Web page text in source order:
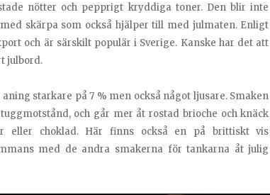
nötter och pepprigt kryddiga toner. Den blir inte
skärpa som också hjälper till med julmaten. Enligt
och är särskilt populär i Sverige. Kanske har det att
julbord.
starkare på 7 % men också något ljusare. Smaken
och går mer åt rostad brioche och knäck
eller choklad. Här finns också en på brittiskt vis
med de andra smakerna för tankarna åt julig